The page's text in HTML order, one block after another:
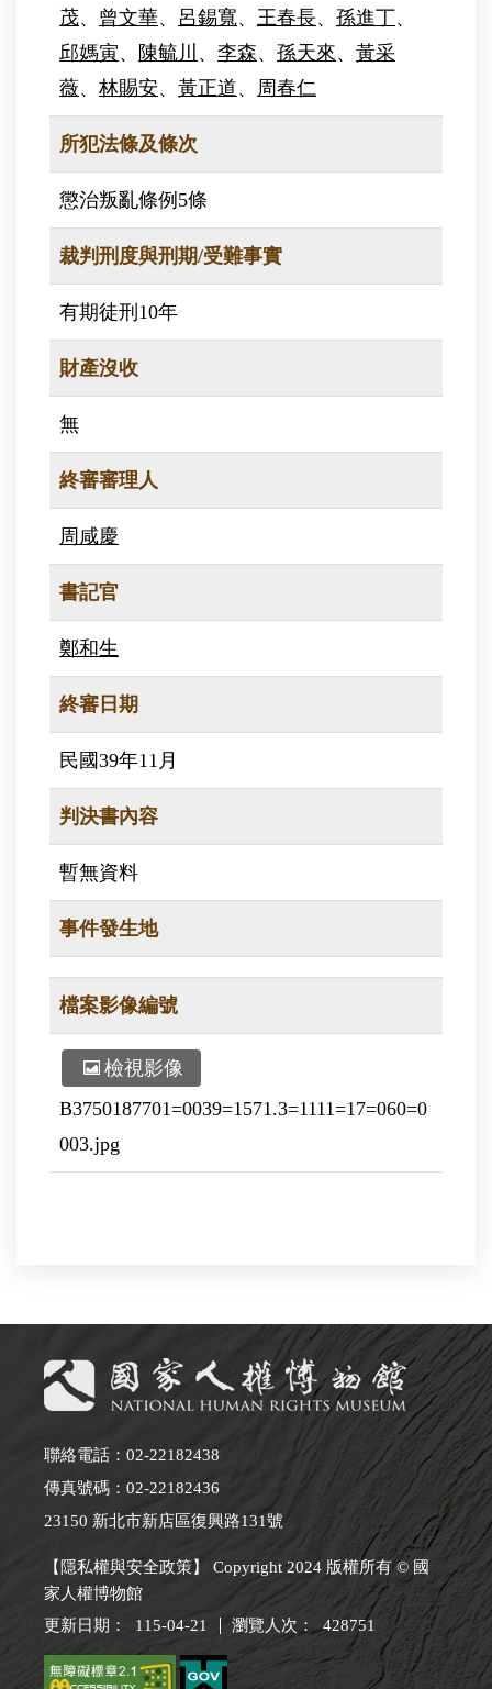
茂、 曾文華、 呂錫寬、 王春長、 孫進丁、
邱媽寅、 陳毓川 、 李森、 孫天來、 黃采
薇、 林賜安、 黃正道、 周春仁
所犯法條及條次
懲治叛亂條例5條
裁判刑度與刑期/受難事實
有期徒刑10年
財產沒收
無
終審審理人
周咸慶
書記官
鄭和生
終審日期
民國39年11月
判決書內容
暫無資料
事件發生地
檔案影像編號
檢視影像
B3750187701=0039=1571.3=1111=17=060=0
003.jpg
聯絡電話：02-22182438
傳真號碼：02-22182436
23150 新北市新店區復興路131號
【隱私權與安全政策】 Copyright 2024 版權所有 © 國
家人權博物館
更新日期：
115-04-21 瀏覽人次： 428751